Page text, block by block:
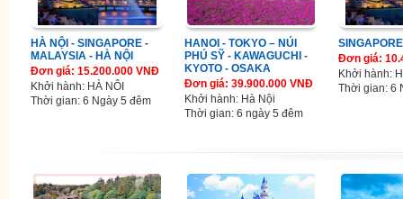
HÀ NỘI - SINGAPORE -
MALAYSIA - HÀ NỘI
Đơn giá: 15.200.000 VNĐ
Khởi hành: HÀ NÔI
Thời gian: 6 Ngày 5 đêm
HANOI - TOKYO – NÚI
PHÚ SỸ - KAWAGUCHI -
KYOTO - OSAKA
Đơn giá: 39.900.000 VNĐ
Khởi hành: Hà Nội
Thời gian: 6 ngày 5 đêm
Đơn giá:
Khởi hành:
Thời gian: 6